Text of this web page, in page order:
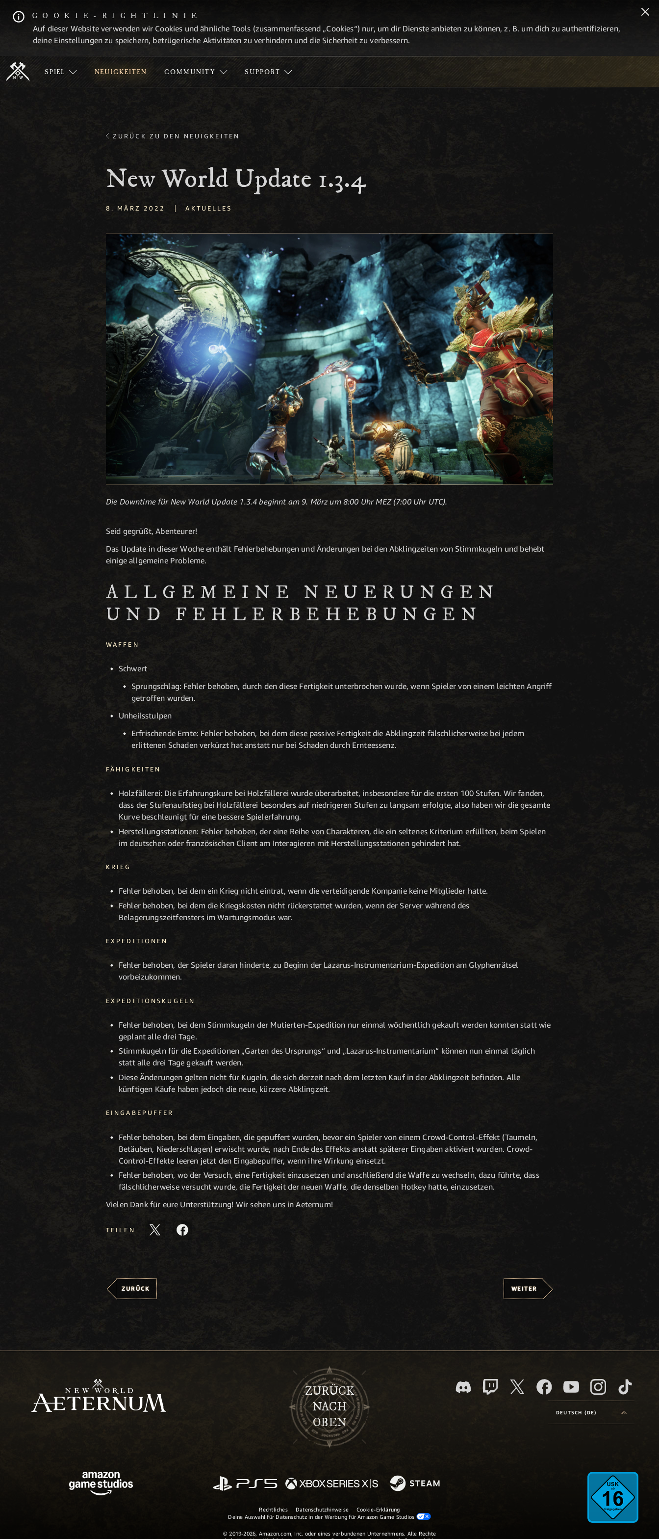
COOKIE-RICHTLINIE
Auf dieser Website verwenden wir Cookies und ähnliche Tools (zusammenfassend „Cookies“) nur, um dir Dienste anbieten zu können, z. B. um dich zu authentifizieren,
deine Einstellungen zu speichern, betrügerische Aktivitäten zu verhindern und die Sicherheit zu verbessern.
SPIEL NEUIGKEITEN COMMUNITY SUPPORT
ZURÜCK ZU DEN NEUIGKEITEN
New World Update 1.3.4
8. MÄRZ 2022 | AKTUELLES
Die Downtime für New World Update 1.3.4 beginnt am 9. März um 8:00 Uhr MEZ (7:00 Uhr UTC).
Seid gegrüßt, Abenteurer!
Das Update in dieser Woche enthält Fehlerbehebungen und Änderungen bei den Abklingzeiten von Stimmkugeln und behebt
einige allgemeine Probleme.
ALLGEMEINE NEUERUNGEN
UND FEHLERBEHEBUNGEN
WAFFEN
Schwert
Sprungschlag: Fehler behoben, durch den diese Fertigkeit unterbrochen wurde, wenn Spieler von einem leichten Angriff
getroffen wurden.
Unheilsstulpen
Erfrischende Ernte: Fehler behoben, bei dem diese passive Fertigkeit die Abklingzeit fälschlicherweise bei jedem
erlittenen Schaden verkürzt hat anstatt nur bei Schaden durch Ernteessenz.
FÄHIGKEITEN
Holzfällerei: Die Erfahrungskure bei Holzfällerei wurde überarbeitet, insbesondere für die ersten 100 Stufen. Wir fanden,
dass der Stufenaufstieg bei Holzfällerei besonders auf niedrigeren Stufen zu langsam erfolgte, also haben wir die gesamte
Kurve beschleunigt für eine bessere Spielerfahrung.
Herstellungsstationen: Fehler behoben, der eine Reihe von Charakteren, die ein seltenes Kriterium erfüllten, beim Spielen
im deutschen oder französischen Client am Interagieren mit Herstellungsstationen gehindert hat.
KRIEG
Fehler behoben, bei dem ein Krieg nicht eintrat, wenn die verteidigende Kompanie keine Mitglieder hatte.
Fehler behoben, bei dem die Kriegskosten nicht rückerstattet wurden, wenn der Server während des
Belagerungszeitfensters im Wartungsmodus war.
EXPEDITIONEN
Fehler behoben, der Spieler daran hinderte, zu Beginn der Lazarus-Instrumentarium-Expedition am Glyphenrätsel
vorbeizukommen.
EXPEDITIONSKUGELN
Fehler behoben, bei dem Stimmkugeln der Mutierten-Expedition nur einmal wöchentlich gekauft werden konnten statt wie
geplant alle drei Tage.
Stimmkugeln für die Expeditionen „Garten des Ursprungs“ und „Lazarus-Instrumentarium“ können nun einmal täglich
statt alle drei Tage gekauft werden.
Diese Änderungen gelten nicht für Kugeln, die sich derzeit nach dem letzten Kauf in der Abklingzeit befinden. Alle
künftigen Käufe haben jedoch die neue, kürzere Abklingzeit.
EINGABEPUFFER
Fehler behoben, bei dem Eingaben, die gepuffert wurden, bevor ein Spieler von einem Crowd-Control-Effekt (Taumeln,
Betäuben, Niederschlagen) erwischt wurde, nach Ende des Effekts anstatt späterer Eingaben aktiviert wurden. Crowd-
Control-Effekte leeren jetzt den Eingabepuffer, wenn ihre Wirkung einsetzt.
Fehler behoben, wo der Versuch, eine Fertigkeit einzusetzen und anschließend die Waffe zu wechseln, dazu führte, dass
fälschlicherweise versucht wurde, die Fertigkeit der neuen Waffe, die denselben Hotkey hatte, einzusetzen.
Vielen Dank für eure Unterstützung! Wir sehen uns in Aeternum!
TEILEN
ZURÜCK WEITER
ZURÜCK
NACH
OBEN
DEUTSCH (DE)
Rechtliches Datenschutzhinweise
Cookie-Erklärung
Deine Auswahl für Datenschutz in der Werbung für Amazon Game Studios
© 2019-2026, Amazon.com, Inc. oder eines verbundenen Unternehmens. Alle Rechte